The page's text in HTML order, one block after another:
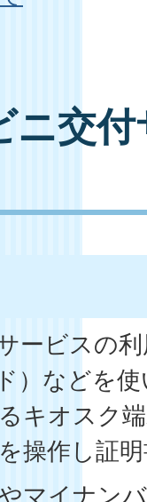
ニ交
ービスの
）などを
キオスク
操作し証
マイナン